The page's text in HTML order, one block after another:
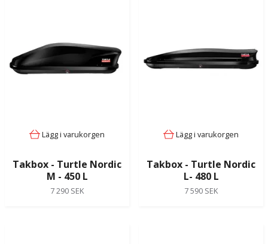
Lägg i varukorgen
Takbox - Turtle Nordic
M - 450 L
7 290 SEK
Lägg i varukorgen
Takbox - Turtle Nordic
L- 480 L
7 590 SEK